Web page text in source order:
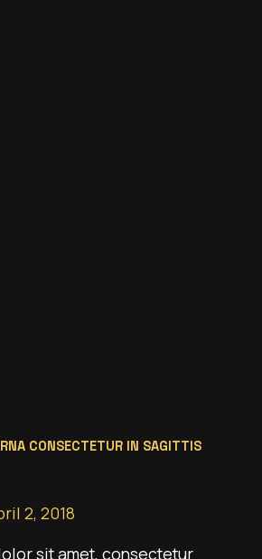
CONSECTETUR IN SAGITTIS
2, 2018
sit amet, consectetur